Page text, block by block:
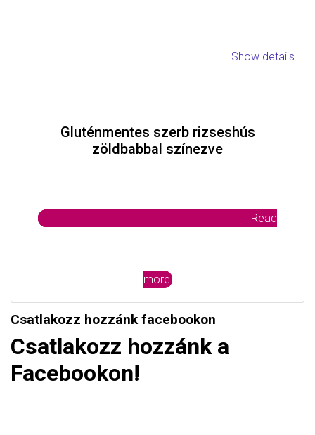
Show details
Gluténmentes szerb rizseshús
zöldbabbal színezve
Read
more
Csatlakozz hozzánk facebookon
Csatlakozz hozzánk a
Facebookon!